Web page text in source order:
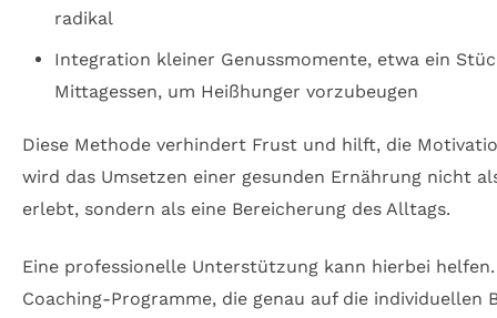
radikal
Integration kleiner Genussmomente, etwa ein
Mittagessen, um Heißhunger vorzubeugen
Diese Methode verhindert Frust und hilft, die
wird das Umsetzen einer gesunden Ernährung nicht
erlebt, sondern als eine Bereicherung des Alltags.
Eine professionelle Unterstützung kann hierbei
Coaching-Programme, die genau auf die individuellen